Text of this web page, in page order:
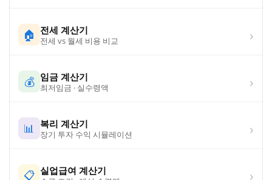
🏠 전세 계산기
전세 vs 월세 비용 비교 ›
💰 임금 계산기
최저임금 · 실수령액 ›
📊 복리 계산기
장기 투자 수익 시뮬레이션 ›
📋 실업급여 계산기 ›